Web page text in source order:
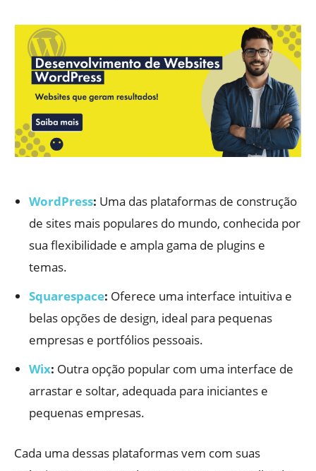
WordPress: Uma das plataformas de construção
de sites mais populares do mundo, conhecida por
sua flexibilidade e ampla gama de plugins e
temas.
Squarespace: Oferece uma interface intuitiva e
belas opções de design, ideal para pequenas
empresas e portfólios pessoais.
Wix: Outra opção popular com uma interface de
arrastar e soltar, adequada para iniciantes e
pequenas empresas.
Cada uma dessas plataformas vem com suas